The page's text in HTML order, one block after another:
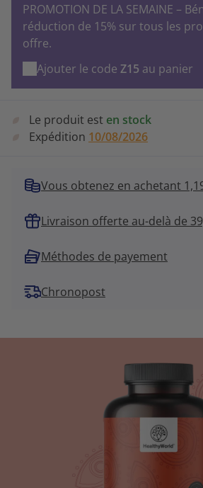
PROMOTION DE LA SEMAINE –
réduction de 15% sur tous les
offre.
Ajouter le code Z15 au panier
Le produit est en stock
Expédition 10/08/2026
Vous obtenez en achetant
Livraison offerte au-delà de
Méthodes de payement
Chronopost